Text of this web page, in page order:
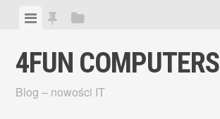
Skip
content
ViewView
posts
View
4FUN COMPUTERS
Blog – nowości IT